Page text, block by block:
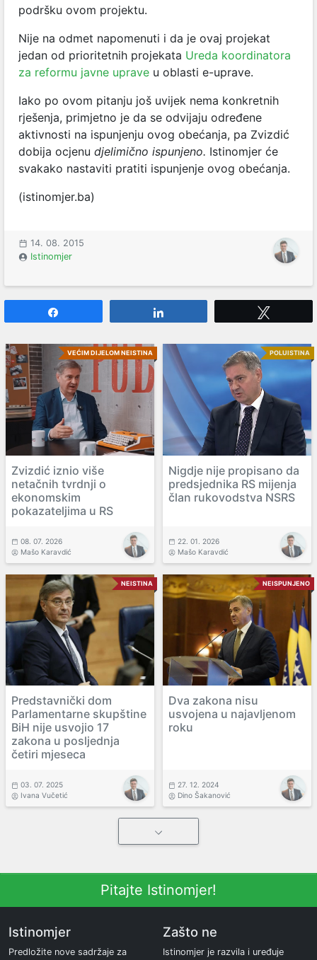
podršku ovom projektu.
Nije na odmet napomenuti i da je ovaj projekat
jedan od prioritetnih projekata Ureda koordinatora
za reformu javne uprave u oblasti e-uprave.
Iako po ovom pitanju još uvijek nema konkretnih
rješenja, primjetno je da se odvijaju određene
aktivnosti na ispunjenju ovog obećanja, pa Zvizdić
dobija ocjenu djelimično ispunjeno. Istinomjer će
svakako nastaviti pratiti ispunjenje ovog obećanja.
(istinomjer.ba)
14. 08. 2015
Istinomjer
VEĆIM DIJELOM NEISTINA
Zvizdić iznio više
netačnih tvrdnji o
ekonomskim
pokazateljima u RS
08. 07. 2026
Mašo Karavdić
POLUISTINA
Nigdje nije propisano da
predsjednika RS mijenja
član rukovodstva NSRS
22. 01. 2026
Mašo Karavdić
NEISTINA
Predstavnički dom
Parlamentarne skupštine
BiH nije usvojio 17
zakona u posljednja
četiri mjeseca
03. 07. 2025
Ivana Vučetić
NEISPUNJENO
Dva zakona nisu
usvojena u najavljenom
roku
27. 12. 2024
Dino Šakanović
Pitajte Istinomjer!
Istinomjer
Predložite nove sadržaje za
Zašto ne
Istinomjer je razvila i uređuje